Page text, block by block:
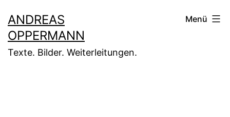
Inhalt
springen
ANDREAS
OPPERMANN
Texte. Bilder. Weiterleitungen.
Menü